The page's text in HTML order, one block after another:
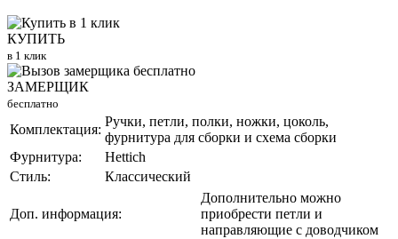
КУПИТЬ
в 1 клик
ЗАМЕРЩИК
бесплатно
Комплектация:
Ручки, петли, полки, ножки, цоколь,
фурнитура для сборки и схема сборки
Фурнитура:
Hettich
Стиль:
Классический
Доп. информация:
Дополнительно можно
приобрести петли и
направляющие с доводчиком